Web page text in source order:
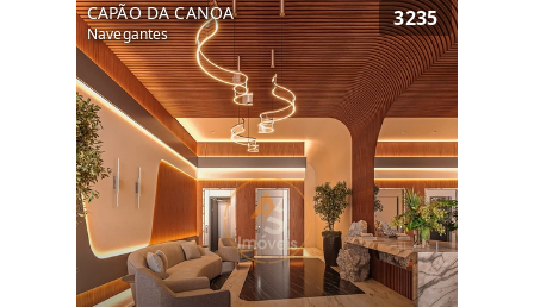
CAPÃO DA CANOA
Navegantes
3235